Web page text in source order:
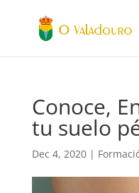
Conoce,
tu suelo
Dec 4, 2020|